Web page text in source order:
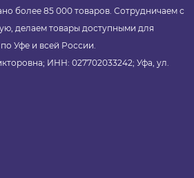
более 85 000 товаров. Сотрудничаем с
делаем товары доступными для
Уфе и всей России.
ИНН: 027702033242; Уфа, ул.